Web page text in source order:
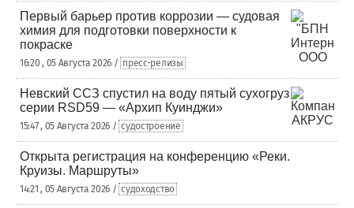
Первый барьер против коррозии — судовая
химия для подготовки поверхности к
покраске
16:20 , 05 Августа 2026 / пресс-релизы
Невский ССЗ спустил на воду пятый сухогруз
серии RSD59 — «Архип Куинджи»
15:47 , 05 Августа 2026 / судостроение
Открыта регистрация на конференцию «Реки.
Круизы. Маршруты»
14:21 , 05 Августа 2026 / судоходство